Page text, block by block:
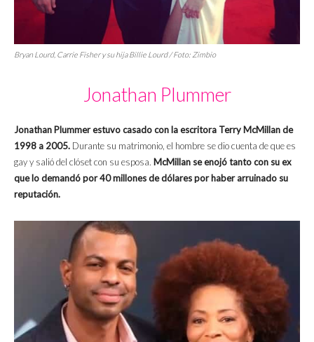
Bryan Lourd, Carrie Fisher y su hija Billie Lourd / Foto: Zimbio
Jonathan Plummer
Jonathan Plummer estuvo casado con la escritora Terry McMillan de
1998 a 2005. Durante su matrimonio, el hombre se dio cuenta de que es
gay y salió del clóset con su esposa. McMillan se enojó tanto con su ex
que lo demandó por 40 millones de dólares por haber arruinado su
reputación.